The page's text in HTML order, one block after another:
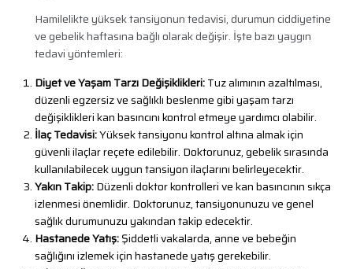
Hamilelikte yüksek tansiyonun tedavisi, durumun ciddiyetine
ve gebelik haftasına bağlı olarak değişir. İşte bazı yaygın
tedavi yöntemleri:
Diyet ve Yaşam Tarzı Değişiklikleri:Tuz alımının azaltılması,
düzenli egzersiz ve sağlıklı beslenme gibi yaşam tarzı
değişiklikleri kan basıncını kontrol etmeye yardımcı olabilir.
İlaç Tedavisi:Yüksek tansiyonu kontrol altına almak için
güvenli ilaçlar reçete edilebilir. Doktorunuz, gebelik sırasında
kullanılabilecek uygun tansiyon ilaçlarını belirleyecektir.
Yakın Takip:Düzenli doktor kontrolleri ve kan basıncının sıkça
izlenmesi önemlidir. Doktorunuz, tansiyonunuzu ve genel
sağlık durumunuzu yakından takip edecektir.
Hastanede Yatış:Şiddetli vakalarda, anne ve bebeğin
sağlığını izlemek için hastanede yatış gerekebilir.